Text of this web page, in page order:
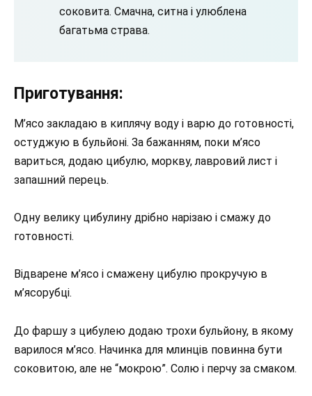
соковита. Смачна, ситна і улюблена
багатьма страва.
Приготування:
М’ясо закладаю в киплячу воду і варю до готовності,
остуджую в бульйоні. За бажанням, поки м’ясо
вариться, додаю цибулю, моркву, лавровий лист і
запашний перець.
Одну велику цибулину дрібно нарізаю і смажу до
готовності.
Відварене м’ясо і смажену цибулю прокручую в
м’ясорубці.
До фаршу з цибулею додаю трохи бульйону, в якому
варилося м’ясо. Начинка для млинців повинна бути
соковитою, але не “мокрою”. Солю і перчу за смаком.